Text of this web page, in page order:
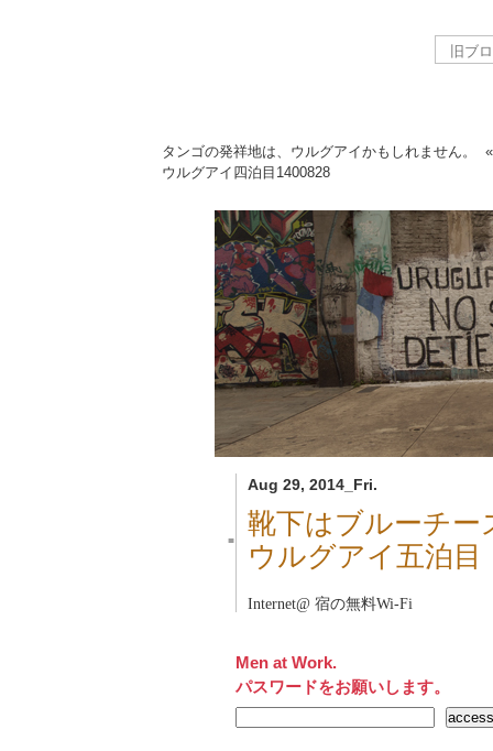
タンゴの発祥地は、ウルグアイかもしれません。
ウルグアイ四泊目 1400828
Aug 29, 2014_Fri.
■
靴下はブルーチー
ウルグアイ五泊目
Internet@ 宿の無料Wi-Fi
Men at Work.
パスワードをお願いします。